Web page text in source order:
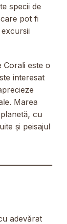
specii de
pot fi
Corali este o
interesat
Marea
cu
și peisajul
adevărat